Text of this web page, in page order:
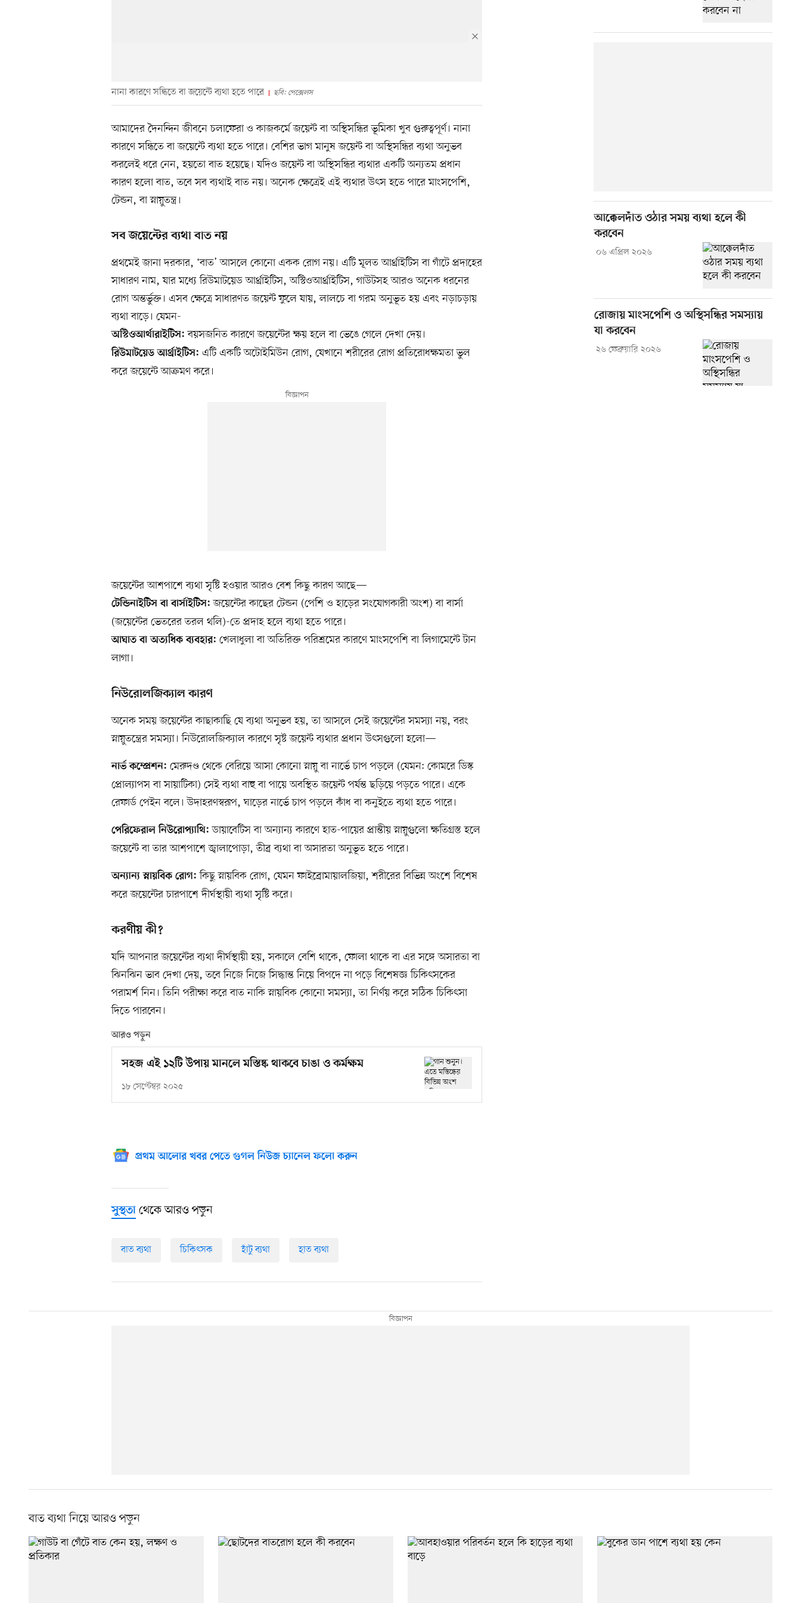
নানা কারণে সন্ধিতে বা জয়েন্টে ব্যথা হতে পারে ছবি: পেক্সেলস
আমাদের দৈনন্দিন জীবনে চলাফেরা ও কাজকর্মে জয়েন্ট বা অস্থিসন্ধির ভূমিকা খুব গুরুত্বপূর্ণ। নানা
কারণে সন্ধিতে বা জয়েন্টে ব্যথা হতে পারে। বেশির ভাগ মানুষ জয়েন্ট বা অস্থিসন্ধির ব্যথা অনুভব
করলেই ধরে নেন, হয়তো বাত হয়েছে। যদিও জয়েন্ট বা অস্থিসন্ধির ব্যথার একটি অন্যতম প্রধান
কারণ হলো বাত, তবে সব ব্যথাই বাত নয়। অনেক ক্ষেত্রেই এই ব্যথার উৎস হতে পারে মাংসপেশি,
টেন্ডন, বা স্নায়ুতন্ত্র।
সব জয়েন্টের ব্যথা বাত নয়
প্রথমেই জানা দরকার, ‘বাত’ আসলে কোনো একক রোগ নয়। এটি মূলত আর্থ্রাইটিস বা গাঁটে প্রদাহের
সাধারণ নাম, যার মধ্যে রিউমাটয়েড আর্থ্রাইটিস, অস্টিওআর্থ্রাইটিস, গাউটসহ আরও অনেক ধরনের
রোগ অন্তর্ভুক্ত। এসব ক্ষেত্রে সাধারণত জয়েন্ট ফুলে যায়, লালচে বা গরম অনুভূত হয় এবং নড়াচড়ায়
ব্যথা বাড়ে। যেমন-
অস্টিওআর্থারাইটিস: বয়সজনিত কারণে জয়েন্টের ক্ষয় হলে বা ভেঙে গেলে দেখা দেয়।
রিউমাটয়েড আর্থ্রাইটিস: এটি একটি অটোইমিউন রোগ, যেখানে শরীরের রোগ প্রতিরোধক্ষমতা ভুল
করে জয়েন্টে আক্রমণ করে।
জয়েন্টের আশপাশে ব্যথা সৃষ্টি হওয়ার আরও বেশ কিছু কারণ আছে—
টেন্ডিনাইটিস বা বার্সাইটিস: জয়েন্টের কাছের টেন্ডন (পেশি ও হাড়ের সংযোগকারী অংশ) বা বার্সা
(জয়েন্টের ভেতরের তরল থলি)-তে প্রদাহ হলে ব্যথা হতে পারে।
আঘাত বা অত্যধিক ব্যবহার: খেলাধুলা বা অতিরিক্ত পরিশ্রমের কারণে মাংসপেশি বা লিগামেন্টে টান
লাগা।
নিউরোলজিক্যাল কারণ
অনেক সময় জয়েন্টের কাছাকাছি যে ব্যথা অনুভব হয়, তা আসলে সেই জয়েন্টের সমস্যা নয়, বরং
স্নায়ুতন্ত্রের সমস্যা। নিউরোলজিক্যাল কারণে সৃষ্ট জয়েন্ট ব্যথার প্রধান উৎসগুলো হলো—
নার্ভ কম্প্রেশন: মেরুদণ্ড থেকে বেরিয়ে আসা কোনো স্নায়ু বা নার্ভে চাপ পড়লে (যেমন: কোমরে ডিস্ক
প্রোল্যাপস বা সায়াটিকা) সেই ব্যথা বাহু বা পায়ে অবস্থিত জয়েন্ট পর্যন্ত ছড়িয়ে পড়তে পারে। একে
রেফার্ড পেইন বলে। উদাহরণস্বরূপ, ঘাড়ের নার্ভে চাপ পড়লে কাঁধ বা কনুইতে ব্যথা হতে পারে।
পেরিফেরাল নিউরোপ্যাথি: ডায়াবেটিস বা অন্যান্য কারণে হাত-পায়ের প্রান্তীয় স্নায়ুগুলো ক্ষতিগ্রস্ত হলে
জয়েন্টে বা তার আশপাশে জ্বালাপোড়া, তীব্র ব্যথা বা অসারতা অনুভূত হতে পারে।
অন্যান্য স্নায়বিক রোগ: কিছু স্নায়বিক রোগ, যেমন ফাইব্রোমায়ালজিয়া, শরীরের বিভিন্ন অংশে বিশেষ
করে জয়েন্টের চারপাশে দীর্ঘস্থায়ী ব্যথা সৃষ্টি করে।
করণীয় কী?
যদি আপনার জয়েন্টের ব্যথা দীর্ঘস্থায়ী হয়, সকালে বেশি থাকে, ফোলা থাকে বা এর সঙ্গে অসারতা বা
ঝিনঝিন ভাব দেখা দেয়, তবে নিজে নিজে সিদ্ধান্ত নিয়ে বিপদে না পড়ে বিশেষজ্ঞ চিকিৎসকের
পরামর্শ নিন। তিনি পরীক্ষা করে বাত নাকি স্নায়বিক কোনো সমস্যা, তা নির্ণয় করে সঠিক চিকিৎসা
দিতে পারবেন।
আরও পড়ুন
সহজ এই ১২টি উপায় মানলে মস্তিষ্ক থাকবে চাঙা ও কর্মক্ষম
১৮ সেপ্টেম্বর ২০২৫
প্রথম আলোর খবর পেতে গুগল নিউজ চ্যানেল ফলো করুন
সুস্থতা থেকে আরও পড়ুন
বাত ব্যথা চিকিৎসক হাঁটু ব্যথা হাত ব্যথা
আক্কেলদাঁত ওঠার সময় ব্যথা হলে কী
করবেন
০৬ এপ্রিল ২০২৬
রোজায় মাংসপেশি ও অস্থিসন্ধির সমস্যায়
যা করবেন
২৬ ফেব্রুয়ারি ২০২৬
বাত ব্যথা নিয়ে আরও পড়ুন